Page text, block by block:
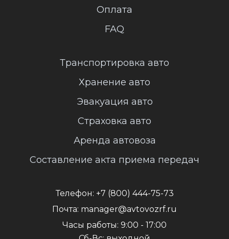
Оплата
FAQ
Транспортировка авто
Хранение авто
Эвакуация авто
Страховка авто
Аренда автовоза
Составление акта приема передач
Телефон: +7 (800) 444-75-73
Почта: manager@avtovozrf.ru
Часы работы: 9:00 - 17:00